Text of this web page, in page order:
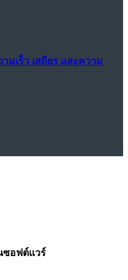
มเร็ว เสถียร และความ
ซอฟต์แวร์